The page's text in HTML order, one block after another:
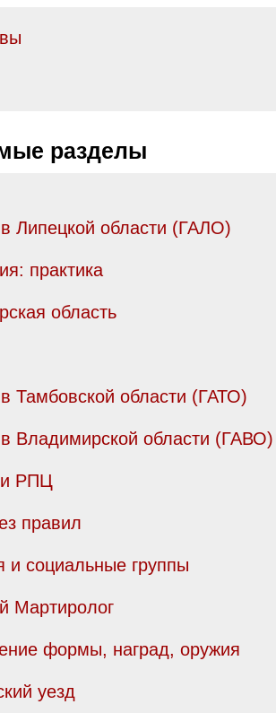
разделы
Липецкой области (ГАЛО)
практика
область
Тамбовской области (ГАТО)
Владимирской области (ГАВО)
РПЦ
правил
и социальные группы
Мартиролог
формы, наград, оружия
уезд